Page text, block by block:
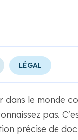
LÉGAL
dans le monde
pas.
précise de